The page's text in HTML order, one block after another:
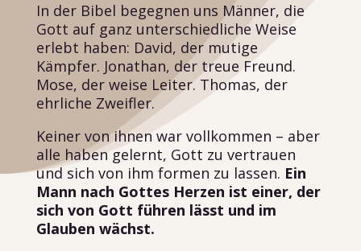
In der Bibel begegnen uns Männer, die
Gott auf ganz unterschiedliche Weise
erlebt haben: David, der mutige
Kämpfer. Jonathan, der treue Freund.
Mose, der weise Leiter. Thomas, der
ehrliche Zweifler.
Keiner von ihnen war vollkommen – aber
alle haben gelernt, Gott zu vertrauen
und sich von ihm formen zu lassen. Ein
Mann nach Gottes Herzen ist einer, der
sich von Gott führen lässt und im
Glauben wächst.